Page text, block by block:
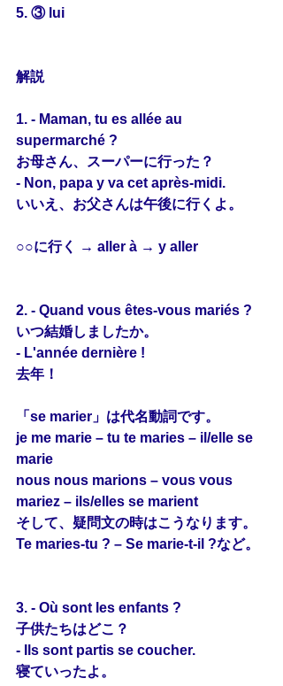
5. ③ lui
解説
1. - Maman, tu es allée au
supermarché ?
お母さん、スーパーに行った？
- Non, papa y va cet après-midi.
いいえ、お父さんは午後に行くよ。
○○に行く → aller à → y aller
2. - Quand vous êtes-vous mariés ?
いつ結婚しましたか。
- L'année dernière !
去年！
「se marier」は代名動詞です。
je me marie – tu te maries – il/elle se
marie
nous nous marions – vous vous
mariez – ils/elles se marient
そして、疑問文の時はこうなります。
Te maries-tu ? – Se marie-t-il ?など。
3. - Où sont les enfants ?
子供たちはどこ？
- Ils sont partis se coucher.
寝ていったよ。